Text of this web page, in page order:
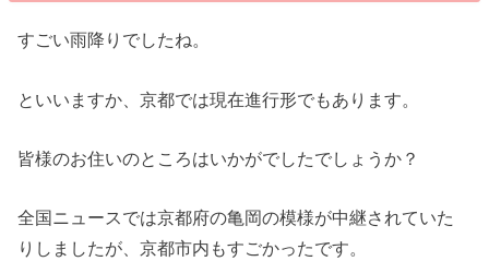
すごい雨降りでしたね。
といいますか、京都では現在進行形でもあります。
皆様のお住いのところはいかがでしたでしょうか？
全国ニュースでは京都府の亀岡の模様が中継されていた
りしましたが、京都市内もすごかったです。